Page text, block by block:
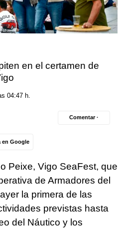
en el certamen de
04:47 h.
en Google
Comentar ·
Peixe, Vigo SeaFest, que
de Armadores del
la primera de las
previstas hasta
del Náutico y los